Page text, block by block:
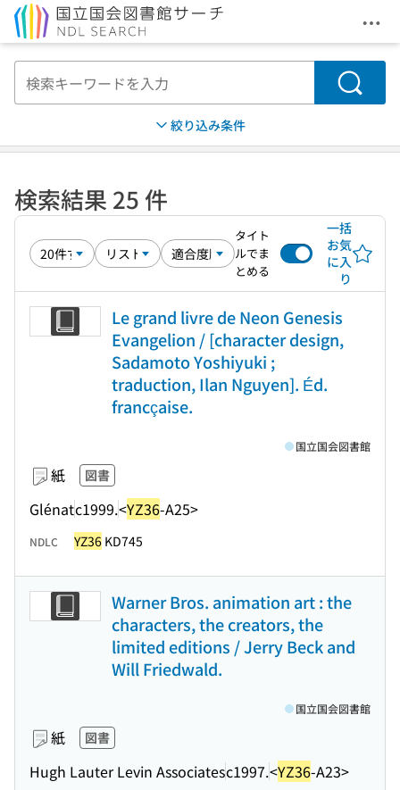
メ
検索
絞り込み条件
検索結果 25 件
タイト
ルでま
とめる
一括
お気
に入
り
Le grand livre de Neon Genesis
Evangelion / [character design,
Sadamoto Yoshiyuki ;
traduction, Ilan Nguyen]. Éd.
francçaise.
紙 図書
Glénatc1999.<YZ36-A25>
国立国会図書館
NDLC YZ36 KD745
Warner Bros. animation art : the
characters, the creators, the
limited editions / Jerry Beck and
Will Friedwald.
紙 図書
Hugh Lauter Levin Associatesc1997.<YZ36-A23>
国立国会図書館